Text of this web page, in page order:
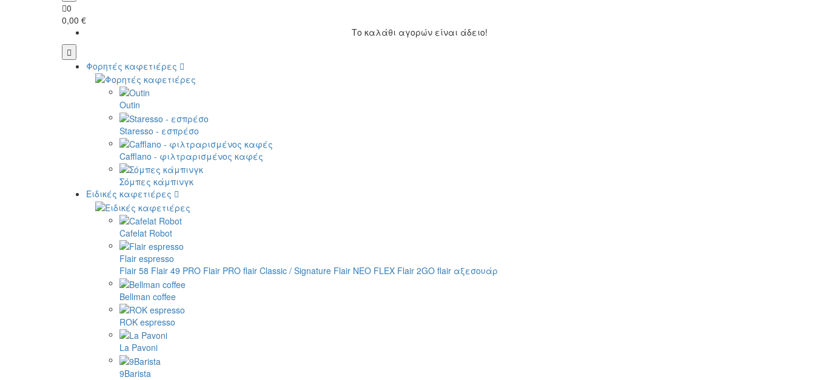
0
0,00 €
Το καλάθι αγορών είναι άδειο!
Φορητές καφετιέρες
Outin
Staresso - εσπρέσο
Cafflano - φιλτραρισμένος καφές
Σόμπες κάμπινγκ
Ειδικές καφετιέρες
Cafelat Robot
Flair espresso
Flair 58 Flair 49 PRO Flair PRO flair Classic / Signature Flair NEO FLEX Flair 2GO flair αξεσουάρ
Bellman coffee
ROK espresso
La Pavoni
9Barista